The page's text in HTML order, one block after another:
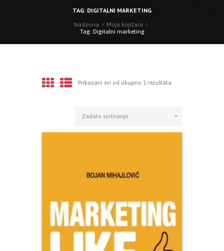
TAG: DIGITALNI MARKETING
Naslovna
Moja knjižara
Tag: Digitalni marketing
Prikazani svi od ukupno 1 rezultata